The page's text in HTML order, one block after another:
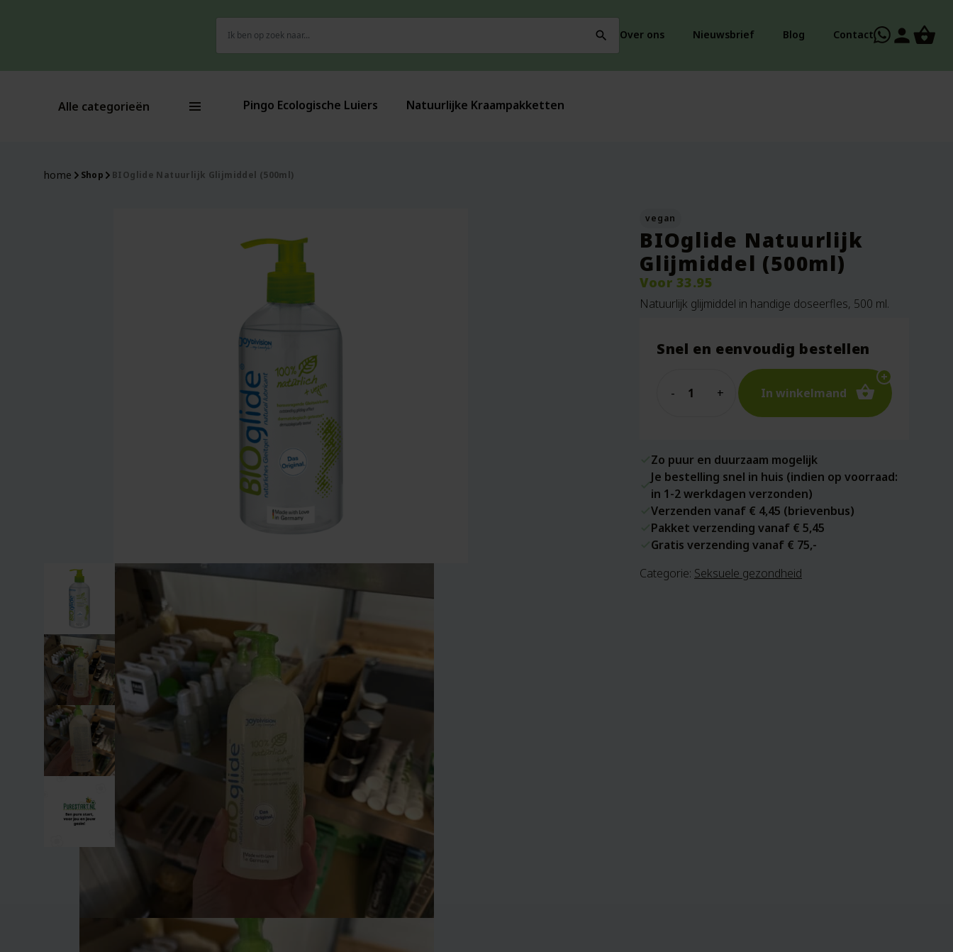
naar:
search Over ons Nieuwsbrief Blog Contact person
Alle categorieën Pingo Ecologische Luiers Natuurlijke Kraampakketten
home Shop BIOglide Natuurlijk Glijmiddel (500ml)
vegan
BIOglide Natuurlijk
Glijmiddel (500ml)
Voor 33.95
Natuurlijk glijmiddel in handige doseerfles, 500 ml.
Snel en eenvoudig bestellen
In winkelmand
Zo puur en duurzaam mogelijk
Je bestelling snel in huis (indien op voorraad:
in 1-2 werkdagen verzonden)
Verzenden vanaf € 4,45 (brievenbus)
Pakket verzending vanaf € 5,45
Gratis verzending vanaf € 75,-
Categorie: Seksuele gezondheid